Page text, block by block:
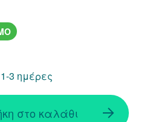
3 ημέρες
στο καλάθι